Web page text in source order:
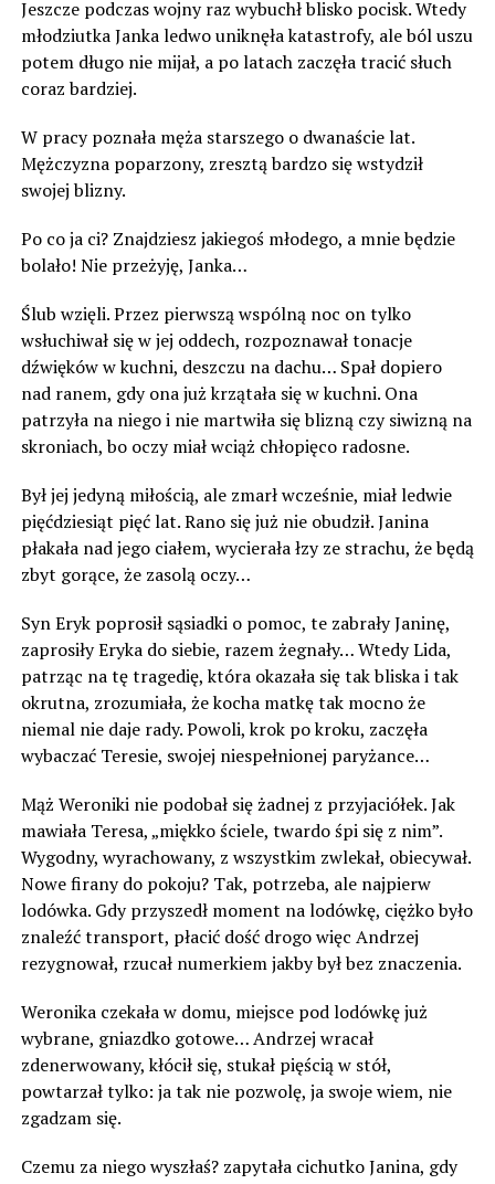
Jeszcze podczas wojny raz wybuchł blisko pocisk. Wtedy
młodziutka Janka ledwo uniknęła katastrofy, ale ból uszu
potem długo nie mijał, a po latach zaczęła tracić słuch
coraz bardziej.
W pracy poznała męża starszego o dwanaście lat.
Mężczyzna poparzony, zresztą bardzo się wstydził
swojej blizny.
Po co ja ci? Znajdziesz jakiegoś młodego, a mnie będzie
bolało! Nie przeżyję, Janka…
Ślub wzięli. Przez pierwszą wspólną noc on tylko
wsłuchiwał się w jej oddech, rozpoznawał tonacje
dźwięków w kuchni, deszczu na dachu… Spał dopiero
nad ranem, gdy ona już krzątała się w kuchni. Ona
patrzyła na niego i nie martwiła się blizną czy siwizną na
skroniach, bo oczy miał wciąż chłopięco radosne.
Był jej jedyną miłością, ale zmarł wcześnie, miał ledwie
pięćdziesiąt pięć lat. Rano się już nie obudził. Janina
płakała nad jego ciałem, wycierała łzy ze strachu, że będą
zbyt gorące, że zasolą oczy…
Syn Eryk poprosił sąsiadki o pomoc, te zabrały Janinę,
zaprosiły Eryka do siebie, razem żegnały… Wtedy Lida,
patrząc na tę tragedię, która okazała się tak bliska i tak
okrutna, zrozumiała, że kocha matkę tak mocno że
niemal nie daje rady. Powoli, krok po kroku, zaczęła
wybaczać Teresie, swojej niespełnionej paryżance…
Mąż Weroniki nie podobał się żadnej z przyjaciółek. Jak
mawiała Teresa, „miękko ściele, twardo śpi się z nim”.
Wygodny, wyrachowany, z wszystkim zwlekał, obiecywał.
Nowe firany do pokoju? Tak, potrzeba, ale najpierw
lodówka. Gdy przyszedł moment na lodówkę, ciężko było
znaleźć transport, płacić dość drogo więc Andrzej
rezygnował, rzucał numerkiem jakby był bez znaczenia.
Weronika czekała w domu, miejsce pod lodówkę już
wybrane, gniazdko gotowe… Andrzej wracał
zdenerwowany, kłócił się, stukał pięścią w stół,
powtarzał tylko: ja tak nie pozwolę, ja swoje wiem, nie
zgadzam się.
Czemu za niego wyszłaś? zapytała cichutko Janina, gdy